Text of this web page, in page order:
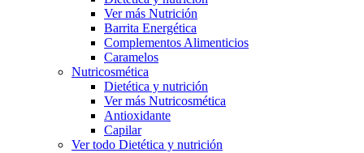
Ver más Nutrición
Barrita Energética
Complementos Alimenticios
Caramelos
Nutricosmética
Dietética y nutrición
Ver más Nutricosmética
Antioxidante
Capilar
Ver todo Dietética y nutrición